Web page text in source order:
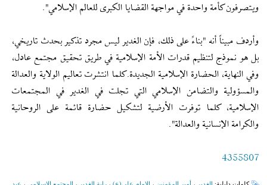
ويتصرفون كأمة واحدة في مواجهة القضايا الكبرى للعالم الإسلامي".
وأردف مبيناً أنه "بناءً على ذلك، فإن الغدير ليس مجرد تذكير بحدث تاريخي،
بل هو نموذج لتنظيم قدرات الأمة الإسلامية في طريق تحقيق مجتمع عادل،
وفي النهاية، الحضارة الإسلامية الجديدة.كلما انتشرت تعاليم الولاية والعدالة
والمسؤولية والتضامن الإسلامي التي تجلت في الغدير في المجتمعات
الإسلامية، كلما توفرت الأرضية لتشكيل حضارة قائمة على الروحانية
والكرامة الإنسانية والعدالة".
4355807